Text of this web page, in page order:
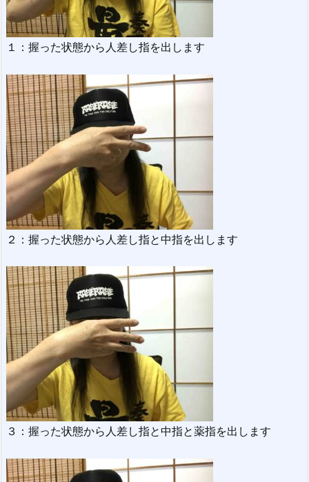
１：握った状態から人差し指を出します
２：握った状態から人差し指と中指を出します
３：握った状態から人差し指と中指と薬指を出します